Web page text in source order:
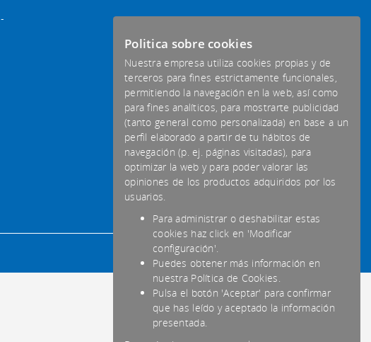
- -
Politica sobre cookies
Nuestra empresa utiliza cookies propias y de
terceros para fines estrictamente funcionales,
permitiendo la navegación en la web, así como
para fines analíticos, para mostrarte publicidad
(tanto general como personalizada) en base a un
perfil elaborado a partir de tu hábitos de
navegación (p. ej. páginas visitadas), para
optimizar la web y para poder valorar las
opiniones de los productos adquiridos por los
usuarios.
Para administrar o deshabilitar estas
cookies haz click en 'Modificar
configuración'.
Puedes obtener más información en
nuestra Política de Cookies.
Pulsa el botón 'Aceptar' para confirmar
que has leído y aceptado la información
presentada.